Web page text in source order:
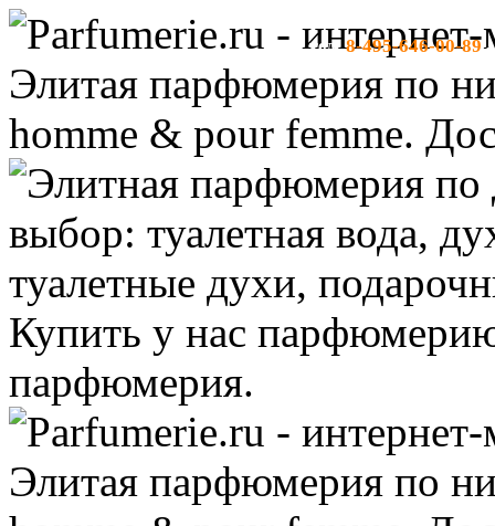
тел:8-495-646-00-89-